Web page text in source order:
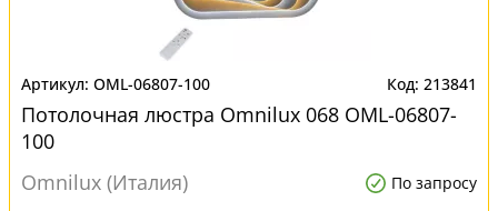
OML-06807-100 213841
Потолочная люстра Omnilux 068 OML-06807-
100
Omnilux (Италия)
По запросу